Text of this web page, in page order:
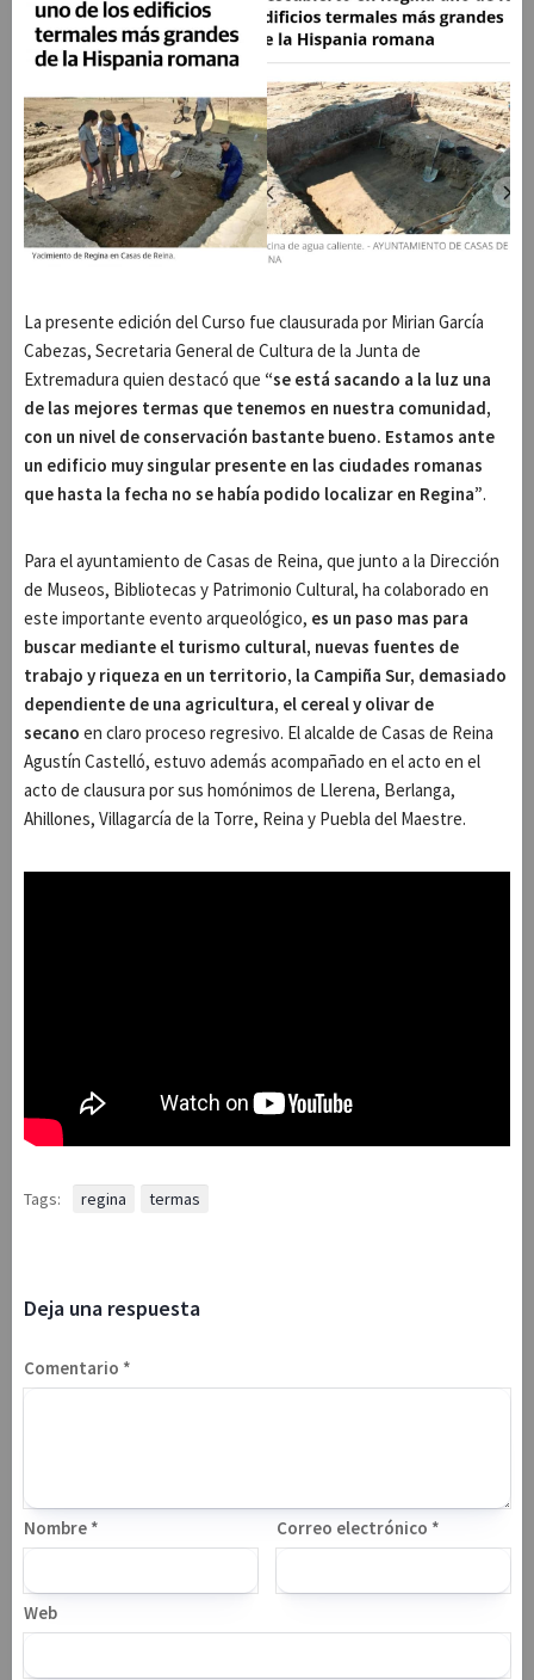
La presente edición del Curso fue clausurada por Mirian García
Cabezas, Secretaria General de Cultura de la Junta de
Extremadura quien destacó que “se está sacando a la luz una
de las mejores termas que tenemos en nuestra comunidad,
con un nivel de conservación bastante bueno. Estamos ante
un edificio muy singular presente en las ciudades romanas
que hasta la fecha no se había podido localizar en Regina”.
Para el ayuntamiento de Casas de Reina, que junto a la Dirección
de Museos, Bibliotecas y Patrimonio Cultural, ha colaborado en
este importante evento arqueológico, es un paso mas para
buscar mediante el turismo cultural, nuevas fuentes de
trabajo y riqueza en un territorio, la Campiña Sur, demasiado
dependiente de una agricultura, el cereal y olivar de
secano en claro proceso regresivo. El alcalde de Casas de Reina
Agustín Castelló, estuvo además acompañado en el acto en el
acto de clausura por sus homónimos de Llerena, Berlanga,
Ahillones, Villagarcía de la Torre, Reina y Puebla del Maestre.
Tags: regina termas
Deja una respuesta
Comentario *
Nombre * Correo electrónico *
Web